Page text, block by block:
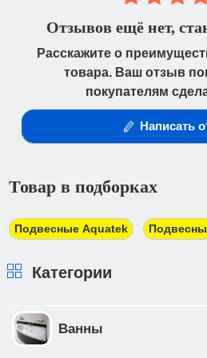
Отзывов ещё нет,
Расскажите о
товара. Ваш отзыв
покупателям
Написать
Товар в подборках
Подвесные Aquatek
Категории
Ванны